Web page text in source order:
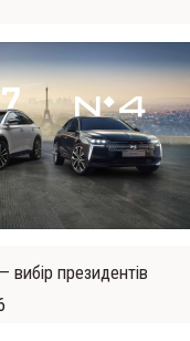
вибір президентів